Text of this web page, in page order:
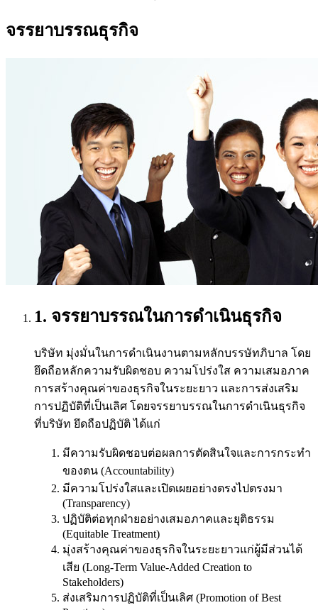
จรรยาบรรณธุรกิจ
1. จรรยาบรรณในการดำเนินธุรกิจ
บริษัท มุ่งมั่นในการดำเนินงานตามหลักบรรษัทภิบาล โดย
ยึดถือหลักความรับผิดชอบ ความโปร่งใส ความเสมอภาค
การสร้างคุณค่าของธุรกิจในระยะยาว และการส่งเสริม
การปฏิบัติที่เป็นเลิศ โดยจรรยาบรรณในการดำเนินธุรกิจ
ที่บริษัท ยึดถือปฏิบัติ ได้แก่
มีความรับผิดชอบต่อผลการตัดสินใจและการกระทำ
ของตน (Accountability)
มีความโปร่งใสและเปิดเผยอย่างตรงไปตรงมา
(Transparency)
ปฏิบัติต่อทุกฝ่ายอย่างเสมอภาคและยุติธรรม
(Equitable Treatment)
มุ่งสร้างคุณค่าของธุรกิจในระยะยาวแก่ผู้มีส่วนได้
เสีย (Long-Term Value-Added Creation to
Stakeholders)
ส่งเสริมการปฏิบัติที่เป็นเลิศ (Promotion of Best